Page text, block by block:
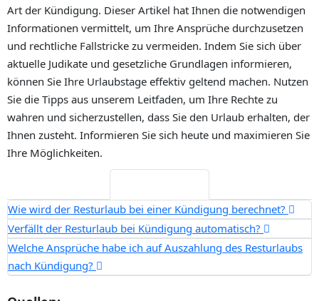
Art der Kündigung. Dieser Artikel hat Ihnen die notwendigen
Informationen vermittelt, um Ihre Ansprüche durchzusetzen
und rechtliche Fallstricke zu vermeiden. Indem Sie sich über
aktuelle Judikate und gesetzliche Grundlagen informieren,
können Sie Ihre Urlaubstage effektiv geltend machen. Nutzen
Sie die Tipps aus unserem Leitfaden, um Ihre Rechte zu
wahren und sicherzustellen, dass Sie den Urlaub erhalten, der
Ihnen zusteht. Informieren Sie sich heute und maximieren Sie
Ihre Möglichkeiten.
Wie wird der Resturlaub bei einer Kündigung berechnet?
Verfällt der Resturlaub bei Kündigung automatisch?
Welche Ansprüche habe ich auf Auszahlung des Resturlaubs
nach Kündigung?